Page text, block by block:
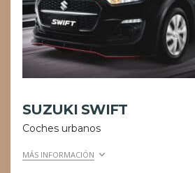
SUZUKI SWIFT
Coches urbanos
MÁS INFORMACIÓN